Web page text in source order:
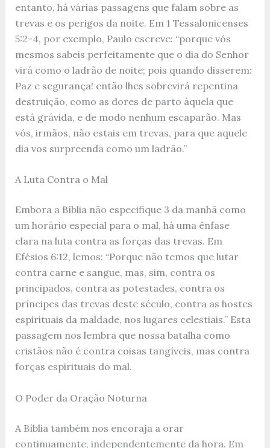
entanto, há várias passagens que falam sobre as
trevas e os perigos da noite. Em 1 Tessalonicenses
5:2-4, por exemplo, Paulo escreve: “porque vós
mesmos sabeis perfeitamente que o dia do Senhor
virá como o ladrão de noite; pois quando disserem:
Paz e segurança! então lhes sobrevirá repentina
destruição, como as dores de parto àquela que
está grávida, e de modo nenhum escaparão. Mas
vós, irmãos, não estais em trevas, para que aquele
dia vos surpreenda como um ladrão.”
A Luta Contra o Mal
Embora a Bíblia não especifique 3 da manhã como
um horário especial para o mal, há uma ênfase
clara na luta contra as forças das trevas. Em
Efésios 6:12, lemos: “Porque não temos que lutar
contra carne e sangue, mas, sim, contra os
principados, contra as potestades, contra os
príncipes das trevas deste século, contra as hostes
espirituais da maldade, nos lugares celestiais.” Esta
passagem nos lembra que nossa batalha como
cristãos não é contra coisas tangíveis, mas contra
forças espirituais do mal.
O Poder da Oração Noturna
A Bíblia também nos encoraja a orar
continuamente, independentemente da hora. Em